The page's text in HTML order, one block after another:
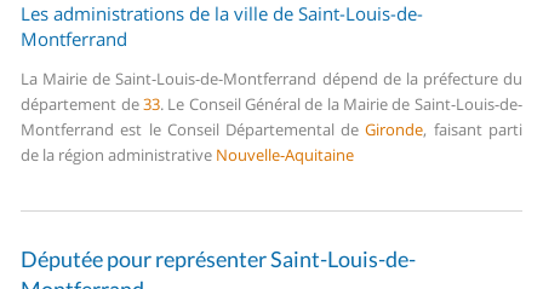
Les administrations de la ville de Saint-Louis-de-
Montferrand
La Mairie de Saint-Louis-de-Montferrand dépend de la préfecture du
département de33.Le Conseil Général de la Mairie de Saint-Louis-de-
Montferrand est le Conseil Départemental deGironde, faisant parti
de la région administrative Nouvelle-Aquitaine
Députée pour représenter Saint-Louis-de-